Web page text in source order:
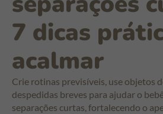
7 dicas
acalmar
Crie rotinas previsíveis, use objetos
despedidas breves para ajudar o
separações curtas, fortalecendo o